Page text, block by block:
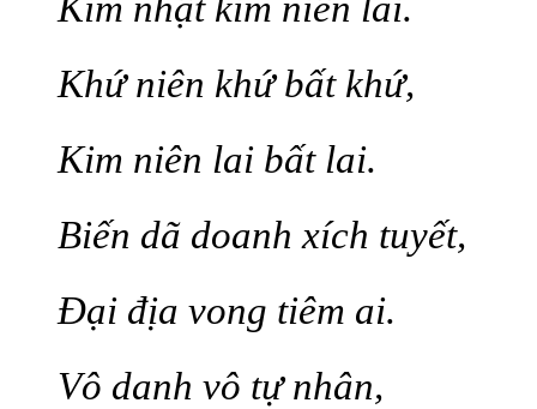
Khứ niên khứ bất khứ,
Kim niên lai bất lai.
Biến dã doanh xích tuyết,
Đại địa vong tiêm ai.
Vô danh vô tự nhân,